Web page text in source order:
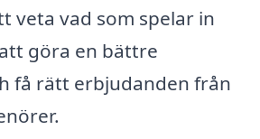
veta vad som spelar in
göra en bättre
få rätt erbjudanden från